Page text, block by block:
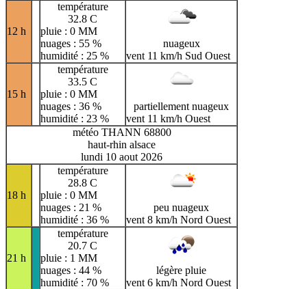
12 h
température
32.8 C
pluie : 0 MM
nuages : 55 %
humidité : 25 %
nuageux
vent 11 km/h Sud Ouest
15 h
température
33.5 C
pluie : 0 MM
nuages : 36 %
humidité : 23 %
partiellement nuageux
vent 11 km/h Ouest
météo THANN 68800
haut-rhin alsace
lundi 10 aout 2026
18 h
température
28.8 C
pluie : 0 MM
nuages : 21 %
humidité : 36 %
peu nuageux
vent 8 km/h Nord Ouest
21 h
température
20.7 C
pluie : 1 MM
nuages : 44 %
humidité : 70 %
légère pluie
vent 6 km/h Nord Ouest